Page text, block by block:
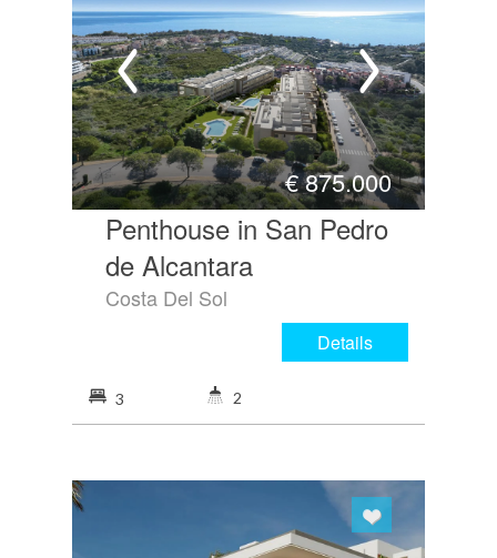
€875.000
Penthouse in San Pedro
de Alcantara
Costa Del Sol
Details
3 2